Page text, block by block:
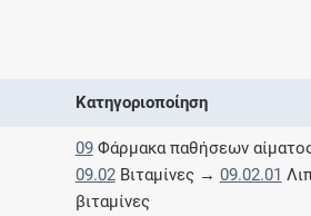
Κατηγοριοποίηση
09Φάρμακα παθήσεων
09.02Βιταμίνες → 09.02.01
βιταμίνες